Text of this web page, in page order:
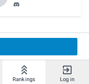
Rankings Log in